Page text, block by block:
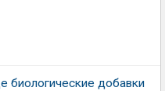
биологические добавки